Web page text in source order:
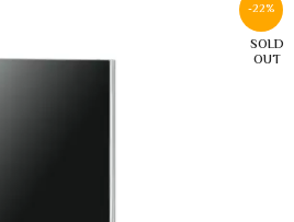
-22%
SOLD
OUT